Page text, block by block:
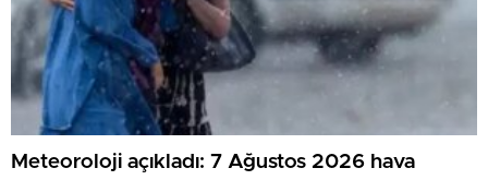
Meteoroloji açıkladı: 7 Ağustos 2026 hava